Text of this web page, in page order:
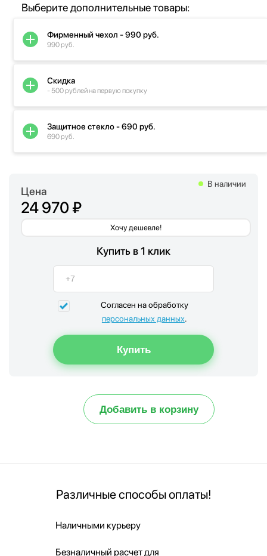
Цена
24 970 ₽
Хочу дешевле!
В наличии
Купить в 1 клик
Согласен на обработку
персональных данных.
Добавить в корзину
Выберите дополнительные товары:
Фирменный чехол - 990 руб.
990 руб.
Скидка
- 500 рублей на первую покупку
Защитное стекло - 690 руб.
690 руб.
Различные способы оплаты!
Наличными курьеру
Безналичный расчет для